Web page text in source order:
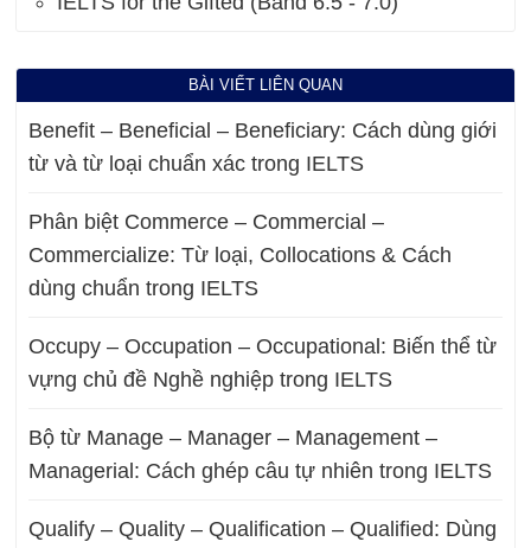
BÀI VIẾT LIÊN QUAN
Benefit – Beneficial – Beneficiary: Cách dùng giới
từ và từ loại chuẩn xác trong IELTS
Phân biệt Commerce – Commercial –
Commercialize: Từ loại, Collocations & Cách
dùng chuẩn trong IELTS
Occupy – Occupation – Occupational: Biến thể từ
vựng chủ đề Nghề nghiệp trong IELTS
Bộ từ Manage – Manager – Management –
Managerial: Cách ghép câu tự nhiên trong IELTS
Qualify – Quality – Qualification – Qualified: Dùng